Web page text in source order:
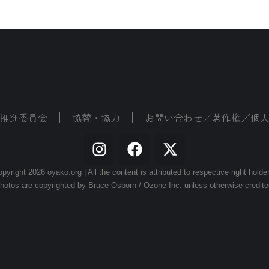
進委員会 協賛・協力 お問い合わせ／著作権／個
2026 oyako.org | All the content is attributed to respective right
are copyrighted by Bruce Osborn / Ozone Inc. unless otherwise